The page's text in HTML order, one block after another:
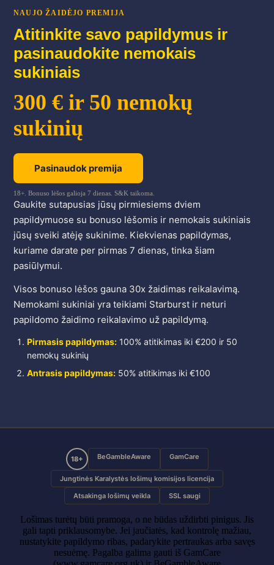
NAUJO ŽAIDĖJO PREMIJA
Atitinkite savo papildymus ir
pasinaudokite nemokais
sukiniais
300 € ir 50 nemokų
sukinių
Pasinaudok premija
18+. Bonuso lėšos galioja 7 dienas. S&K taikoma.
Gaukite sutapusias jūsų pirmiesiems dviem
papildymuose su bonuso lėšomis ir nemokais sukiniais
jūsų sveiki atėję sukinime. Kiekvienas papildymas,
kuriame darate per pirmas 7 dienas, tinka šiam
pasiūlymui.
Visos bonuso lėšos gauna 30x žaidimas reikalavimą.
Nemokami sukiniai yra teikiami Starburst ir neturi
papildomo žaidimo reikalavimo už papildymą.
Pirmasis papildymas: 100% atitikimas iki €200 ir 50
nemokų sukinių
Antrasis papildymas: 50% atitikimas iki €100
18+ BeGambleAware GamCare
Jungtinės Karalystės lošimų komisijos licencija
Atsakinga lošimų veikla
SSL saugi
Lošimas turėtų būti pramoga, o ne būdas uždirbti pinigus. Jis
gali tapti priklausomybe. Jei jaučiatės, kad kontrolę mažiau,
nustatykite papildymo ribas, padarykite pertraukas arba savęs
nesuėmę. Pagalba galima gauti iš GamCare